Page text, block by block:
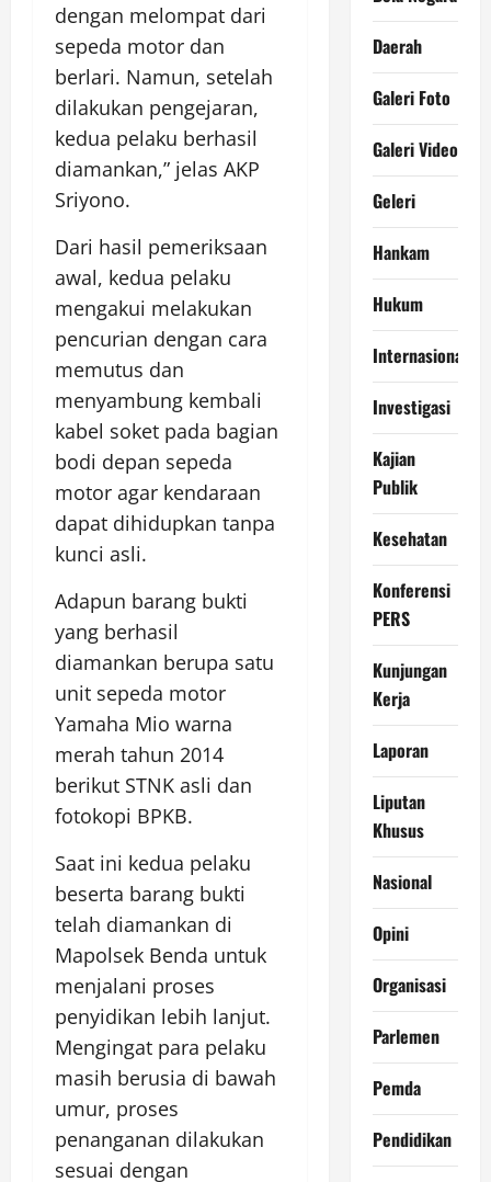
dengan melompat dari
sepeda motor dan
berlari. Namun, setelah
dilakukan pengejaran,
kedua pelaku berhasil
diamankan,” jelas AKP
Sriyono.
Dari hasil pemeriksaan
awal, kedua pelaku
mengakui melakukan
pencurian dengan cara
memutus dan
menyambung kembali
kabel soket pada bagian
bodi depan sepeda
motor agar kendaraan
dapat dihidupkan tanpa
kunci asli.
Adapun barang bukti
yang berhasil
diamankan berupa satu
unit sepeda motor
Yamaha Mio warna
merah tahun 2014
berikut STNK asli dan
fotokopi BPKB.
Saat ini kedua pelaku
beserta barang bukti
telah diamankan di
Mapolsek Benda untuk
menjalani proses
penyidikan lebih lanjut.
Mengingat para pelaku
masih berusia di bawah
umur, proses
penanganan dilakukan
sesuai dengan
Daerah
Galeri Foto
Galeri Video
Geleri
Hankam
Hukum
Internasional
Investigasi
Kajian
Publik
Kesehatan
Konferensi
PERS
Kunjungan
Kerja
Laporan
Liputan
Khusus
Nasional
Opini
Organisasi
Parlemen
Pemda
Pendidikan